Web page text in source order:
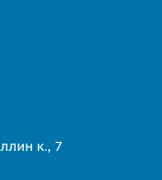
к., 7